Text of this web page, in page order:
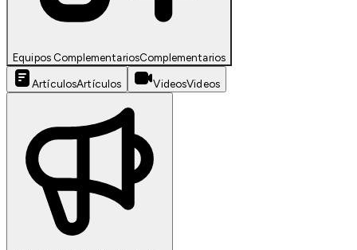
Equipos ComplementariosComplementarios
ArtículosArtículos VideosVideos